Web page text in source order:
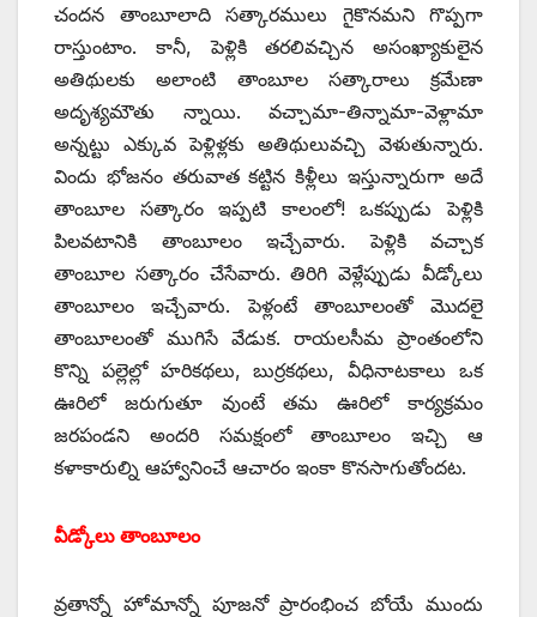
చందన తాంబూలాది సత్కారములు గైకొనమని గొప్పగా
రాస్తుంటాం. కానీ, పెళ్లికి తరలివచ్చిన అసంఖ్యాకులైన
అతిథులకు అలాంటి తాంబూల సత్కారాలు క్రమేణా
అదృశ్యమౌతు న్నాయి. వచ్చామా-తిన్నామా-వెళ్లామా
అన్నట్టు ఎక్కువ పెళ్లిళ్లకు అతిథులువచ్చి వెళుతున్నారు.
విందు భోజనం తరువాత కట్టిన కిళ్లీలు ఇస్తున్నారుగా అదే
తాంబూల సత్కారం ఇప్పటి కాలంలో! ఒకప్పుడు పెళ్లికి
పిలవటానికి తాంబూలం ఇచ్చేవారు. పెళ్లికి వచ్చాక
తాంబూల సత్కారం చేసేవారు. తిరిగి వెళ్లేప్పుడు వీడ్కోలు
తాంబూలం ఇచ్చేవారు. పెళ్లంటే తాంబూలంతో మొదలై
తాంబూలంతో ముగిసే వేడుక. రాయలసీమ ప్రాంతంలోని
కొన్ని పల్లెల్లో హరికథలు, బుర్రకథలు, వీధినాటకాలు ఒక
ఊరిలో జరుగుతూ వుంటే తమ ఊరిలో కార్యక్రమం
జరపండని అందరి సమక్షంలో తాంబూలం ఇచ్చి ఆ
కళాకారుల్ని ఆహ్వానించే ఆచారం ఇంకా కొనసాగుతోందట.
వీడ్కోలు తాంబూలం
వ్రతాన్నో హోమాన్నో పూజనో ప్రారంభించ బోయే ముందు